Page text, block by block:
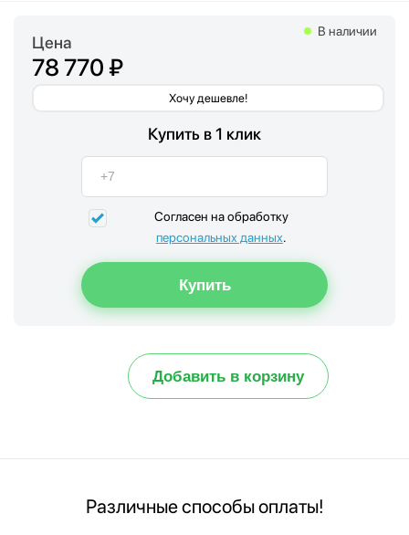
Цена
78 770 ₽
Хочу дешевле!
В наличии
Купить в 1 клик
Согласен на обработку
персональных данных.
Добавить в корзину
Различные способы оплаты!